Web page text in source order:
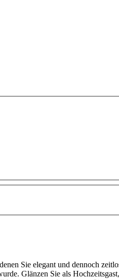
Sie elegant und dennoch
Glänzen Sie als